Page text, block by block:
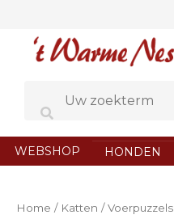
WEBSHOP HONDEN
Home / Katten /Voerpuzzels